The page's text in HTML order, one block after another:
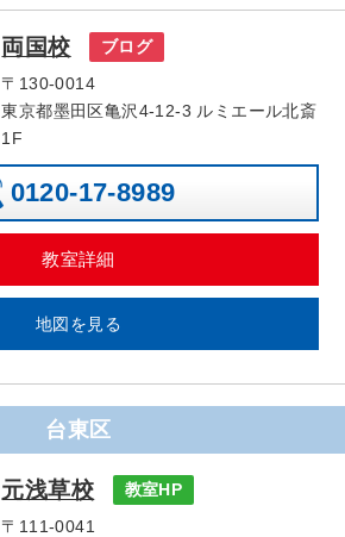
両国校
ブログ
〒130-0014
東京都墨田区亀沢4-12-3 ルミエール北斎
1F
0120-17-8989
教室詳細
地図を見る
台東区
元浅草校
教室HP
〒111-0041